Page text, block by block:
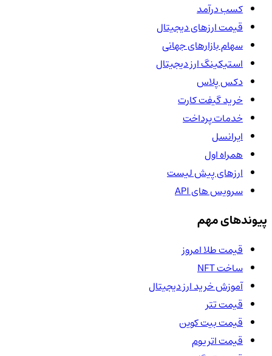
کسب درآمد
قیمت ارزهای دیجیتال
سهام بازارهای جهانی
استیکینگ ارز دیجیتال
دکس پلاس
خرید گیفت کارت
خدمات پرداخت
ایرانسل
همراه اول
ارزهای پیش لیست
سرویس های API
پیوندهای مهم
قیمت طلا امروز
ساخت NFT
آموزش خرید ارز دیجیتال
قیمت تتر
قیمت بیت کوین
قیمت اتریوم